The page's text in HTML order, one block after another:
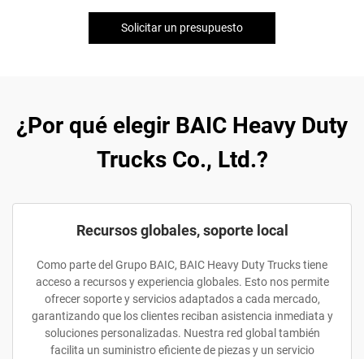
Solicitar un presupuesto
¿Por qué elegir BAIC Heavy Duty
Trucks Co., Ltd.?
Recursos globales, soporte local
Como parte del Grupo BAIC, BAIC Heavy Duty Trucks tiene
acceso a recursos y experiencia globales. Esto nos permite
ofrecer soporte y servicios adaptados a cada mercado,
garantizando que los clientes reciban asistencia inmediata y
soluciones personalizadas. Nuestra red global también
facilita un suministro eficiente de piezas y un servicio